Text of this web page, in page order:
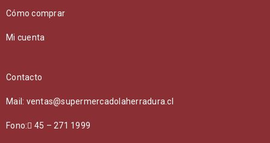
Cómo comprar
Mi cuenta
Contacto
Mail: ventas@supermercadolaherradura.cl
Fono: 45 – 271 1999